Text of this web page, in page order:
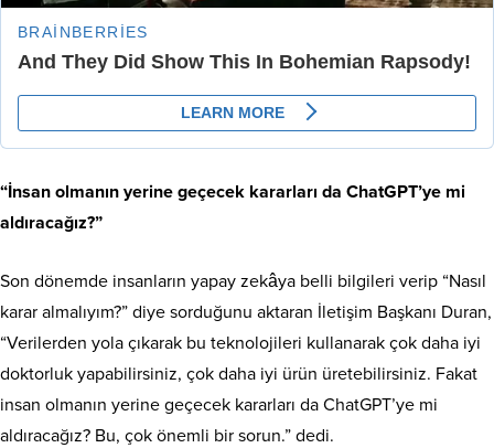
“İnsan olmanın yerine geçecek kararları da ChatGPT’ye mi
aldıracağız?”
Son dönemde insanların yapay zekâya belli bilgileri verip “Nasıl
karar almalıyım?” diye sorduğunu aktaran İletişim Başkanı Duran,
“Verilerden yola çıkarak bu teknolojileri kullanarak çok daha iyi
doktorluk yapabilirsiniz, çok daha iyi ürün üretebilirsiniz. Fakat
insan olmanın yerine geçecek kararları da ChatGPT’ye mi
aldıracağız? Bu, çok önemli bir sorun.” dedi.